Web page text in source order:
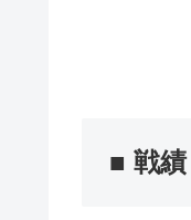
■ 戦績